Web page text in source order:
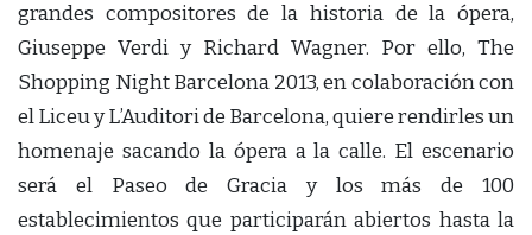
grandes compositores de la historia de la ópera,
Giuseppe Verdi y Richard Wagner. Por ello, The
Shopping Night Barcelona 2013, en colaboración con
el Liceu y L’Auditori de Barcelona, quiere rendirles un
homenaje sacando la ópera a la calle. El escenario
será el Paseo de Gracia y los más de 100
establecimientos que participarán abiertos hasta la